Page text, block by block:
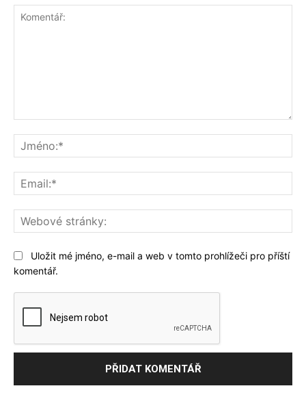
Uložit mé jméno, e-mail a web v tomto prohlížeči pro příští
komentář.